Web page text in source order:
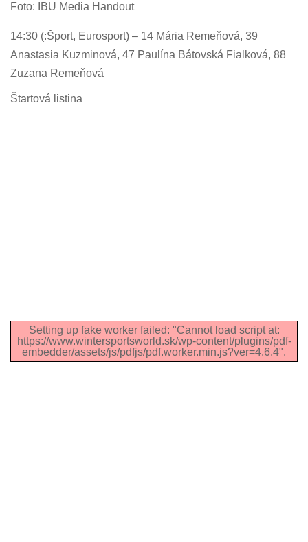
Foto: IBU Media Handout
14:30 (:Šport, Eurosport) – 14 Mária Remeňová, 39
Anastasia Kuzminová, 47 Paulína Bátovská Fialková, 88
Zuzana Remeňová
Štartová listina
Setting up fake worker failed: "Cannot load script at:
https://www.wintersportsworld.sk/wp-content/plugins/pdf-
embedder/assets/js/pdfjs/pdf.worker.min.js?ver=4.6.4".